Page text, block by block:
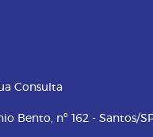
Consulta
Bento, nº 162 - Santos/